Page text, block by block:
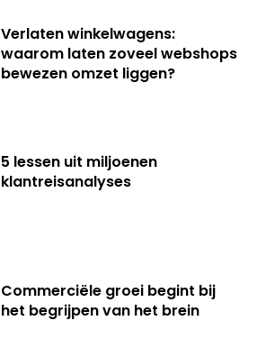
Verlaten winkelwagens:
waarom laten zoveel webshops
bewezen omzet liggen?
5 lessen uit miljoenen
klantreisanalyses
Commerciële groei begint bij
het begrijpen van het brein